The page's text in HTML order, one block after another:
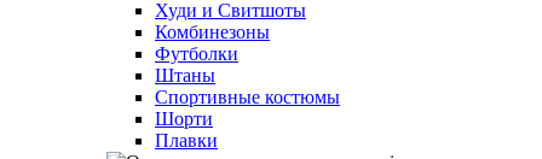
Худи и Свитшоты
Комбинезоны
Футболки
Штаны
Спортивные костюмы
Шорти
Плавки